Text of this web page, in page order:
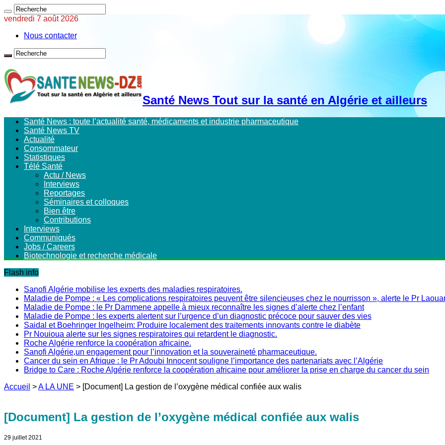
vendredi 7 août 2026
Nous contacter
Santé News Tout sur la santé en Algérie et ailleurs
Santé News : toute l’actualité santé, médicaments et industrie pharmaceutique
Santé News TV
Actualité
Consommateur
Statistiques
Télé Santé
Actu / News
Interviews
Reportages
Séminaires et colloques
Bien être
Contributions
Interviews
Communiqués
Jobs / Careers
Biotechnologie et recherche médicale
Flash info
Sanofi Algérie mobilise les experts des maladies respiratoires.
Maladie de Pompe : « Les complications respiratoires peuvent être silencieuses chez le nourrisson », alerte le Pr
Maladie de Pompe : le Pr Dammene appelle à mieux reconnaître les signes d’alerte chez l’enfant
Maladie de Pompe : les experts alertent sur l’urgence d’un diagnostic précoce pour sauver des vies
Saidal et Boehringer Ingelheim: Produire localement des traitements innovants contre le diabète
Pr Nouioua alerte sur les signes respiratoires qui retardent le diagnostic.
Roche Algérie renforce la coopération africaine.
Sanofi Algérie,un engagement pour l’innovation et la souveraineté pharmaceutique.
Cancer du sein en Afrique : le Pr Adoubi Innocent souligne l’importance des partenariats avec l’Algérie
Bridge to Care : Roche Algérie renforce la coopération africaine pour améliorer la prise en charge du cancer du sein
Accueil >A LA UNE > [Document] La gestion de l’oxygène médical confiée aux walis
[Document] La gestion de l’oxygène médical confiée aux walis
29 juillet 2021